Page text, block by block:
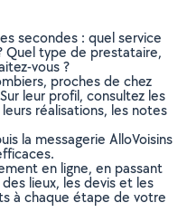
secondes : quel service
Quel type de prestataire,
vous ?
proches de chez
leur profil, consultez les
réalisations, les notes
la messagerie AlloVoisins
en ligne, en passant
lieux, les devis et les
à chaque étape de votre